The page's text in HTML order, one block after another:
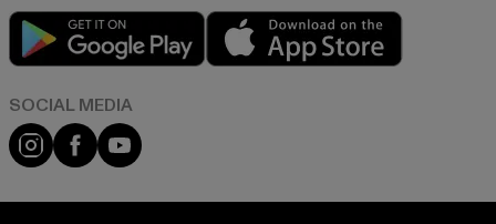
Play market
Instagram
FacebookYouTube